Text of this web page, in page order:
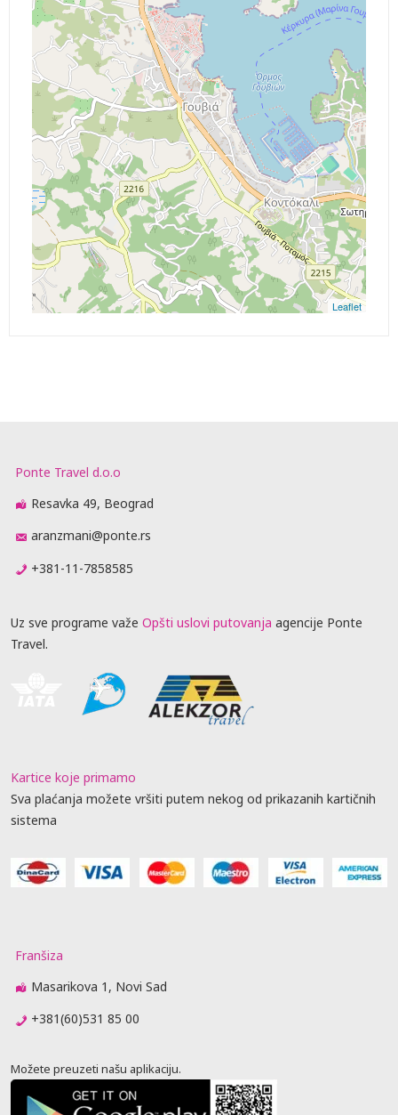
Leaflet
Ponte Travel d.o.o
Resavka 49, Beograd
aranzmani@ponte.rs
+381-11-7858585
Uz sve programe važe Opšti uslovi putovanja agencije Ponte
Travel.
Kartice koje primamo
Sva plaćanja možete vršiti putem nekog od prikazanih kartičnih
sistema
Franšiza
Masarikova 1, Novi Sad
+381(60)531 85 00
Možete preuzeti našu aplikaciju.